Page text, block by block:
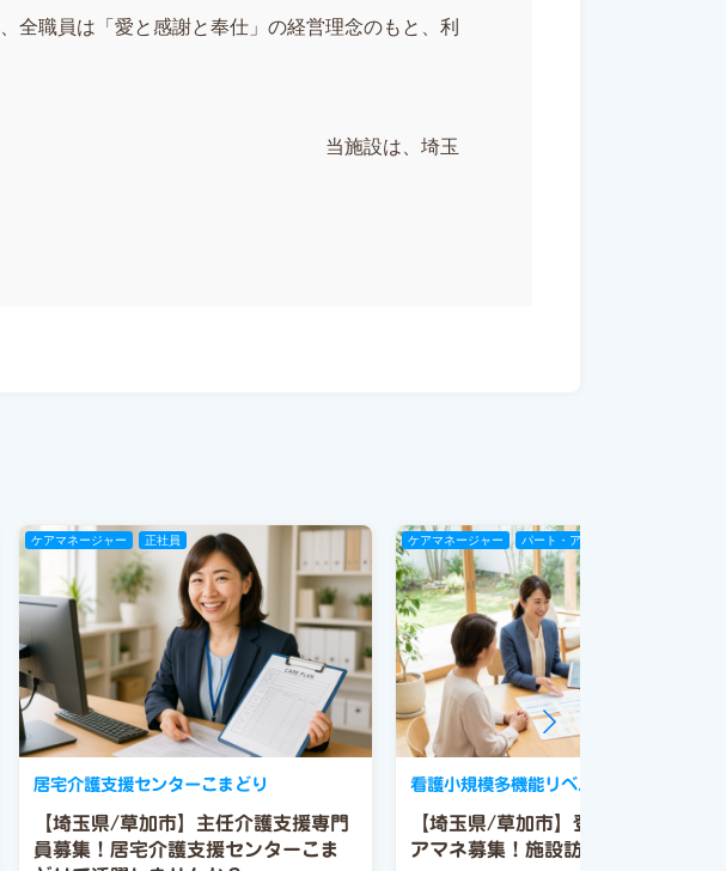
全職員は「愛と感謝と奉仕」の経営理念のもと、利
、埼玉
ケアマネージャー 正社員
【埼玉県/草加市】主任介護支援専門
員募集！居宅介護支援センターこま
居宅介護支援センターこまどり
ケアマネージャー パート・アルバイト
【埼玉県/草加市】登録定員29名の
アマネ募集！施設訪問あり
看護小規模多機能リベル 草加